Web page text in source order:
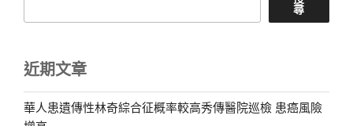
尋
近期文章
華人患遺傳性林奇綜合征概率較高秀傳醫院巡檢 患癌風險